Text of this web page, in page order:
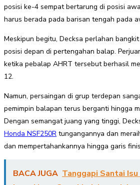
posisi ke-4 sempat bertarung di posisi
harus berada pada barisan tengah pada
Meskipun begitu, Decksa perlahan
posisi depan di pertengahan balap.
ketika pebalap AHRT tersebut berhasil
12.
Namun, persaingan di grup terdepan
pemimpin balapan terus berganti hingga
Dengan semangat juang yang tinggi,
Honda NSF250R tungangannya dan
dan mempertahankannya hingga garis
BACA JUGA Tanggapi Santai Isu